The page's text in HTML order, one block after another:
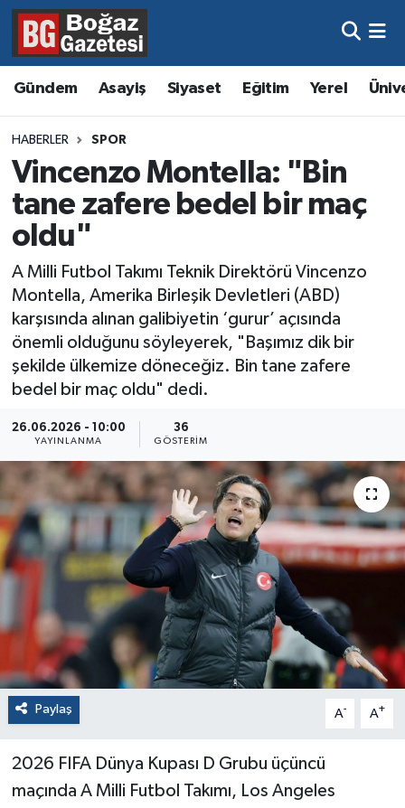
Gündem Asayiş Siyaset Eğitim Yerel
HABERLER SPOR
Vincenzo Montella: "Bin
tane zafere bedel bir maç
oldu"
A Milli Futbol Takımı Teknik Direktörü Vincenzo
Montella, Amerika Birleşik Devletleri (ABD)
karşısında alınan galibiyetin ‘gurur’ açısında
önemli olduğunu söyleyerek, "Başımız dik bir
şekilde ülkemize döneceğiz. Bin tane zafere
bedel bir maç oldu" dedi.
26.06.2026 - 10:00
YAYINLANMA
36
GÖSTERIM
Paylaş A- A+
2026 FIFA Dünya Kupası D Grubu üçüncü
maçında A Milli Futbol Takımı, Los Angeles
Asayiş
Eğitim
Gündem
Magazin
Resmi İlanlar
Sağlık
Hava Durumu
Trafik Durumu
Süper Lig Puan Durumu ve Fikstür
Tüm Manşetler
Haber Arşivi